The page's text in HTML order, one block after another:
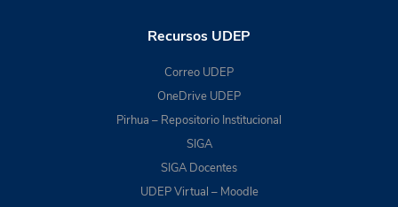
Recursos UDEP
Correo UDEP
OneDrive UDEP
Pirhua – Repositorio Institucional
SIGA
SIGA Docentes
UDEP Virtual – Moodle